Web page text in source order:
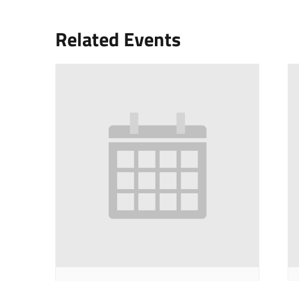
Related Events